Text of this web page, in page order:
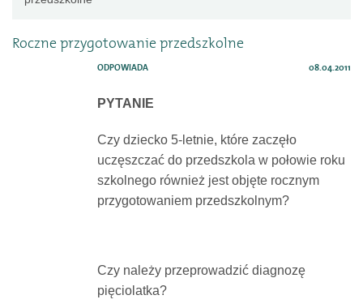
Roczne przygotowanie przedszkolne
ODPOWIADA 08.04.2011
PYTANIE
Czy dziecko 5-letnie, które zaczęło
uczęszczać do przedszkola w połowie roku
szkolnego również jest objęte rocznym
przygotowaniem przedszkolnym?
Czy należy przeprowadzić diagnozę
pięciolatka?